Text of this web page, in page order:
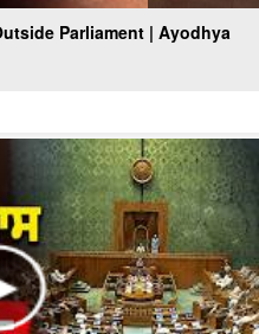
Parliament | Ayodhya